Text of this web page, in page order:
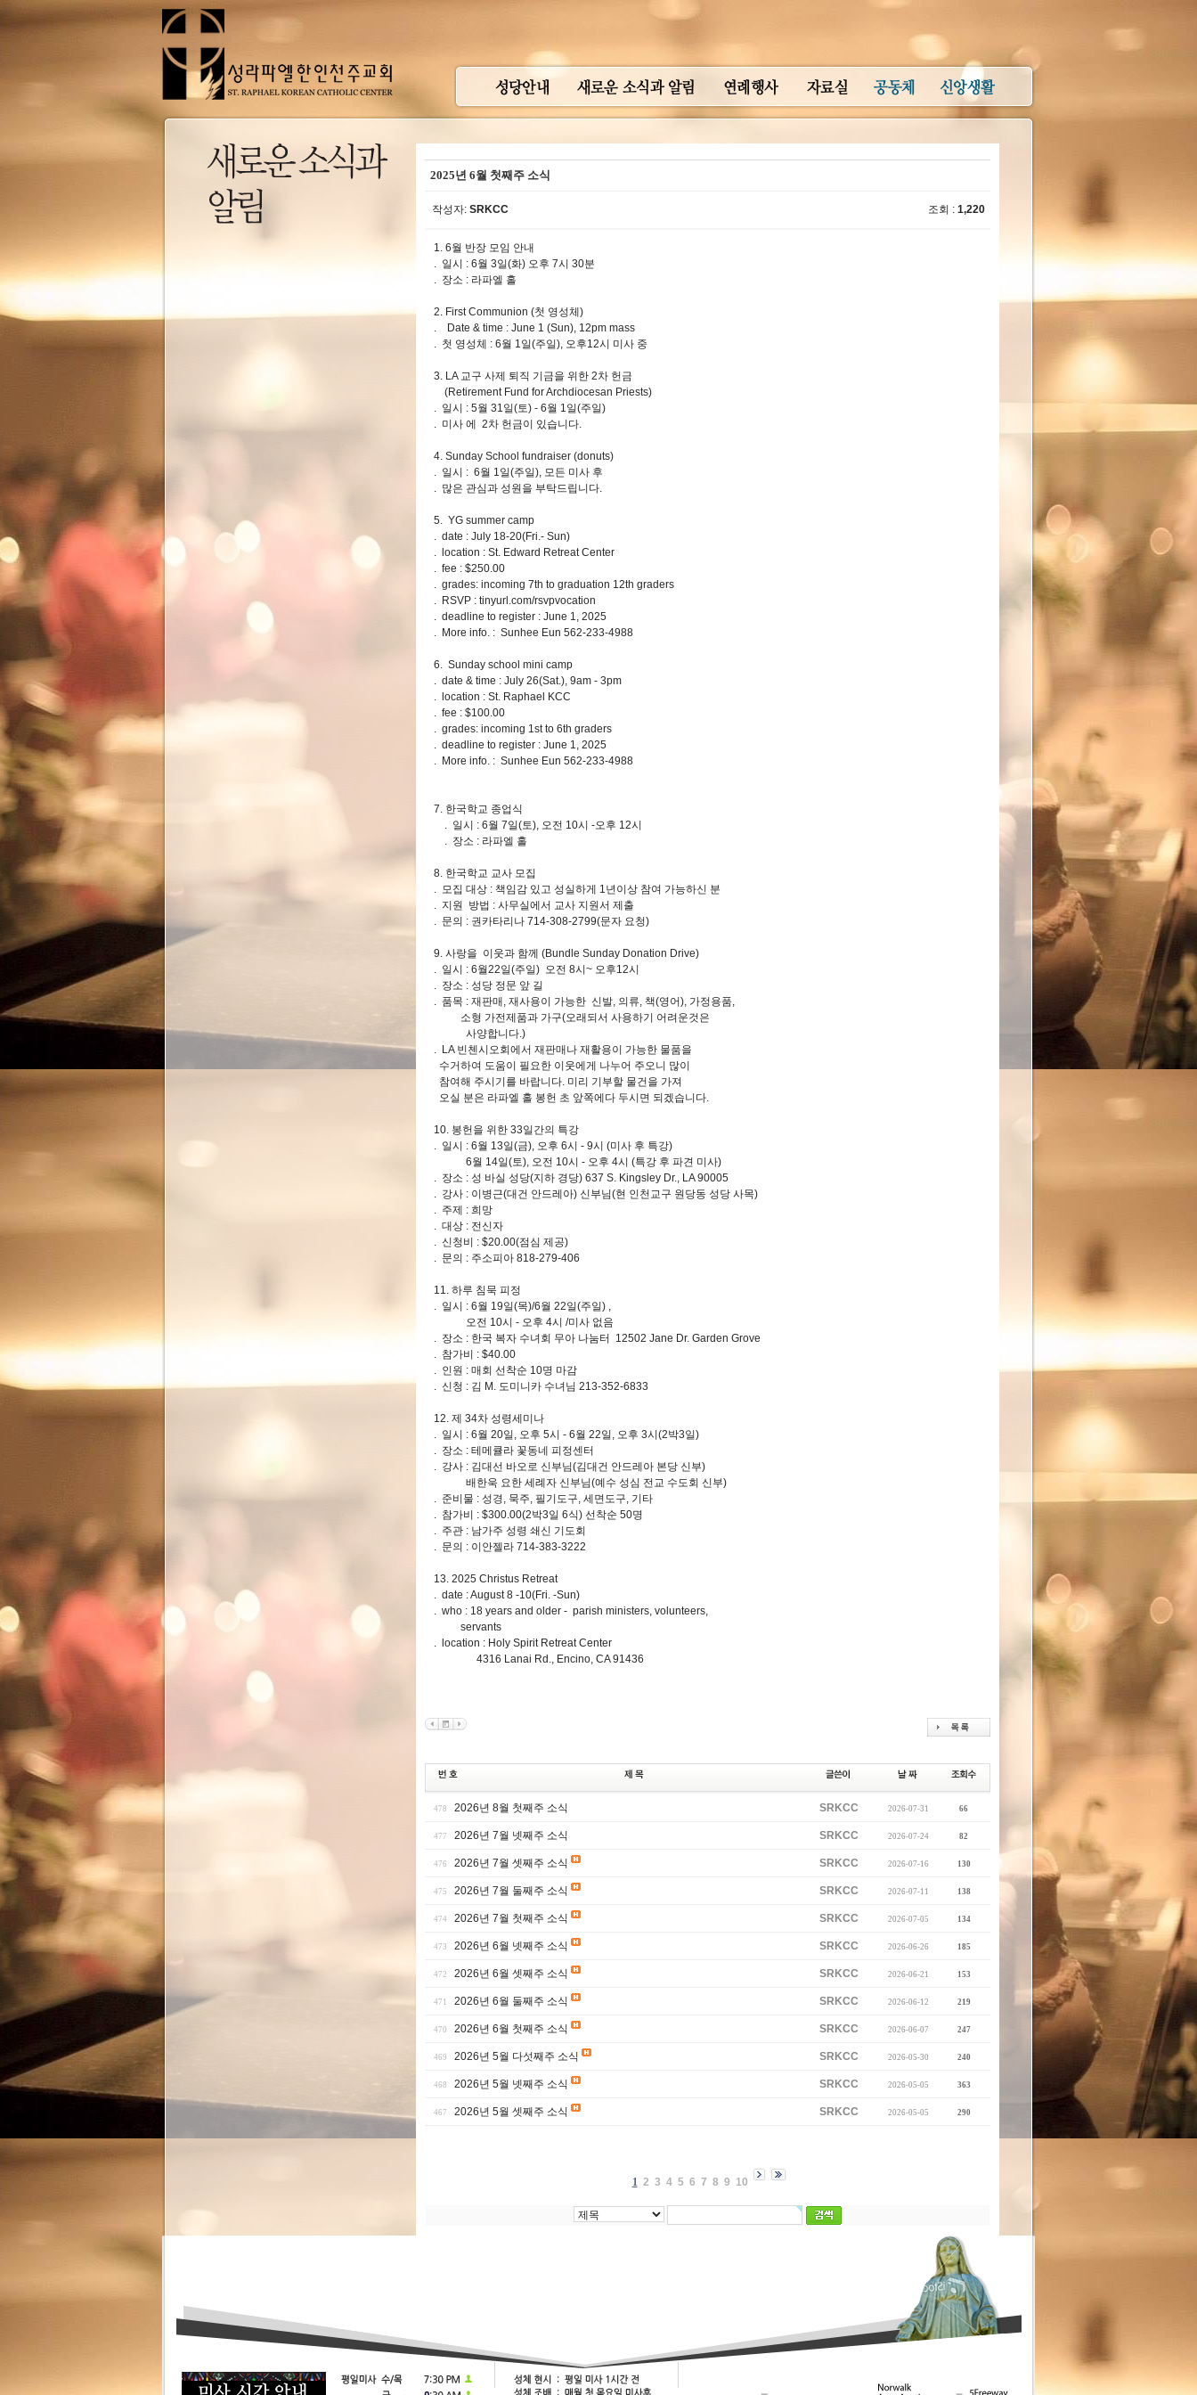
2025년 6월 첫째주 소식
작성자: SRKCC 조회 : 1,220
1. 6월 반장 모임 안내
. 일시 : 6월 3일(화) 오후 7시 30분
. 장소 : 라파엘 홀
2. First Communion (첫 영성체)
. Date & time : June 1 (Sun), 12pm mass
. 첫 영성체 : 6월 1일(주일), 오후12시 미사 중
3. LA 교구 사제 퇴직 기금을 위한 2차 헌금
(Retirement Fund for Archdiocesan Priests)
. 일시 : 5월 31일(토) - 6월 1일(주일)
. 미사 에 2차 헌금이 있습니다.
4. Sunday School fundraiser (donuts)
. 일시 : 6월 1일(주일), 모든 미사 후
. 많은 관심과 성원을 부탁드립니다.
5. YG summer camp
. date : July 18-20(Fri.- Sun)
. location : St. Edward Retreat Center
. fee : $250.00
. grades: incoming 7th to graduation 12th graders
. RSVP : tinyurl.com/rsvpvocation
. deadline to register : June 1, 2025
. More info. : Sunhee Eun 562-233-4988
6. Sunday school mini camp
. date & time : July 26(Sat.), 9am - 3pm
. location : St. Raphael KCC
. fee : $100.00
. grades: incoming 1st to 6th graders
. deadline to register : June 1, 2025
. More info. : Sunhee Eun 562-233-4988
7. 한국학교 종업식
. 일시 : 6월 7일(토), 오전 10시 -오후 12시
. 장소 : 라파엘 홀
8. 한국학교 교사 모집
. 모집 대상 : 책임감 있고 성실하게 1년이상 참여 가능하신 분
. 지원 방법 : 사무실에서 교사 지원서 제출
. 문의 : 권카타리나 714-308-2799(문자 요청)
9. 사랑을 이웃과 함께 (Bundle Sunday Donation Drive)
. 일시 : 6월22일(주일) 오전 8시~ 오후12시
. 장소 : 성당 정문 앞 길
. 품목 : 재판매, 재사용이 가능한 신발, 의류, 책(영어), 가정용품,
소형 가전제품과 가구(오래되서 사용하기 어려운것은
사양합니다.)
. LA 빈첸시오회에서 재판매나 재활용이 가능한 물품을
수거하여 도움이 필요한 이웃에게 나누어 주오니 많이
참여해 주시기를 바랍니다. 미리 기부할 물건을 가져
오실 분은 라파엘 홀 봉헌 초 앞쪽에다 두시면 되겠습니다.
10. 봉헌을 위한 33일간의 특강
. 일시 : 6월 13일(금), 오후 6시 - 9시 (미사 후 특강)
6월 14일(토), 오전 10시 - 오후 4시 (특강 후 파견 미사)
. 장소 : 성 바실 성당(지하 경당) 637 S. Kingsley Dr., LA 90005
. 강사 : 이병근(대건 안드레아) 신부님(현 인천교구 원당동 성당 사목)
. 주제 : 희망
. 대상 : 전신자
. 신청비 : $20.00(점심 제공)
. 문의 : 주소피아 818-279-406
11. 하루 침묵 피정
. 일시 : 6월 19일(목)/6월 22일(주일) ,
오전 10시 - 오후 4시 /미사 없음
. 장소 : 한국 복자 수녀회 무아 나눔터 12502 Jane Dr. Garden Grove
. 참가비 : $40.00
. 인원 : 매회 선착순 10명 마감
. 신청 : 김 M. 도미니카 수녀님 213-352-6833
12. 제 34차 성령세미나
. 일시 : 6월 20일, 오후 5시 - 6월 22일, 오후 3시(2박3일)
. 장소 : 테메큘라 꽃동네 피정센터
. 강사 : 김대선 바오로 신부님(김대건 안드레아 본당 신부)
배한욱 요한 세례자 신부님(예수 성심 전교 수도회 신부)
. 준비물 : 성경, 묵주, 필기도구, 세면도구, 기타
. 참가비 : $300.00(2박3일 6식) 선착순 50명
. 주관 : 남가주 성령 쇄신 기도회
. 문의 : 이안젤라 714-383-3222
13. 2025 Christus Retreat
. date : August 8 -10(Fri. -Sun)
. who : 18 years and older - parish ministers, volunteers,
servants
. location : Holy Spirit Retreat Center
4316 Lanai Rd., Encino, CA 91436
478 2026년 8월 첫째주 소식 SRKCC 2026-07-31 66
477 2026년 7월 넷째주 소식 SRKCC 2026-07-24 82
476 2026년 7월 셋째주 소식 SRKCC 2026-07-16 130
475 2026년 7월 둘째주 소식 SRKCC 2026-07-11 138
474 2026년 7월 첫째주 소식 SRKCC 2026-07-05 134
473 2026년 6월 넷째주 소식 SRKCC 2026-06-26 185
472 2026년 6월 셋째주 소식 SRKCC 2026-06-21 153
471 2026년 6월 둘째주 소식 SRKCC 2026-06-12 219
470 2026년 6월 첫째주 소식 SRKCC 2026-06-07 247
469 2026년 5월 다섯째주 소식 SRKCC 2026-05-30 240
468 2026년 5월 넷째주 소식 SRKCC 2026-05-05 363
467 2026년 5월 셋째주 소식 SRKCC 2026-05-05 290
1 2 3 4 5 6 7 8 9 10